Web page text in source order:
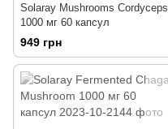
Solaray Mushrooms Cordyceps
1000 мг 60 капсул
949 грн